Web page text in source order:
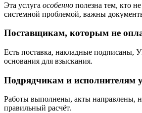
Эта услуга особенно полезна тем, кто
системной проблемой, важны
Поставщикам, которым не
Есть поставка, накладные подписаны,
основания для взыскания.
Подрядчикам и исполнителям
Работы выполнены, акты направлены,
правильный расчёт.